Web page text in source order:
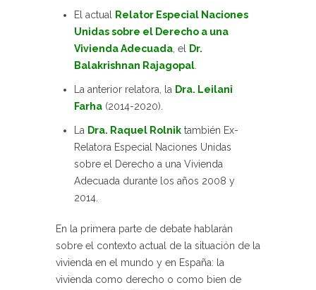
El actual
Relator Especial Naciones
Unidas sobre el Derecho a una
Vivienda Adecuada , el
Dr.
Balakrishnan Rajagopal
La anterior relatora, la Dra. Leilani
Farha (2014-2020).
La Dra. Raquel Rolnik también Ex-
Relatora Especial Naciones Unidas
sobre el Derecho a una Vivienda
Adecuada durante los años 2008 y
2014.
En la primera parte de debate hablarán
sobre el contexto actual de la situación de la
vivienda en el mundo y en España: la
vivienda como derecho o como bien de